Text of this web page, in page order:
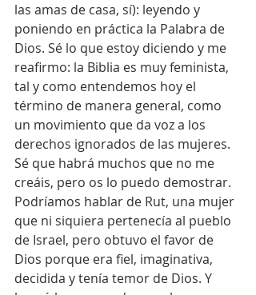
las amas de casa, sí): leyendo y
poniendo en práctica la Palabra de
Dios. Sé lo que estoy diciendo y me
reafirmo: la Biblia es muy feminista,
tal y como entendemos hoy el
término de manera general, como
un movimiento que da voz a los
derechos ignorados de las mujeres.
Sé que habrá muchos que no me
creáis, pero os lo puedo demostrar.
Podríamos hablar de Rut, una mujer
que ni siquiera pertenecía al pueblo
de Israel, pero obtuvo el favor de
Dios porque era fiel, imaginativa,
decidida y tenía temor de Dios. Y